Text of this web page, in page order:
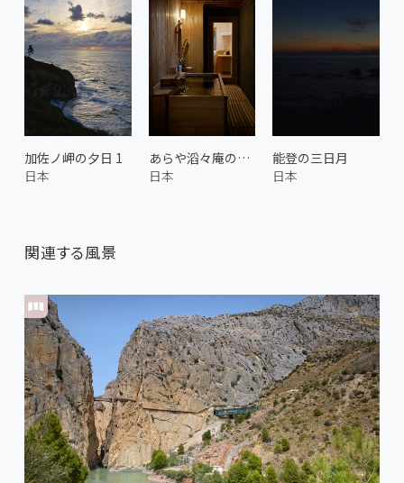
加佐ノ岬の夕日 1
日本
あらや滔々庵の客室 2
日本
能登の三日月
日本
関連する風景